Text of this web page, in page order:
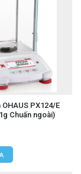
PX124/E
Chuấn ngoài)